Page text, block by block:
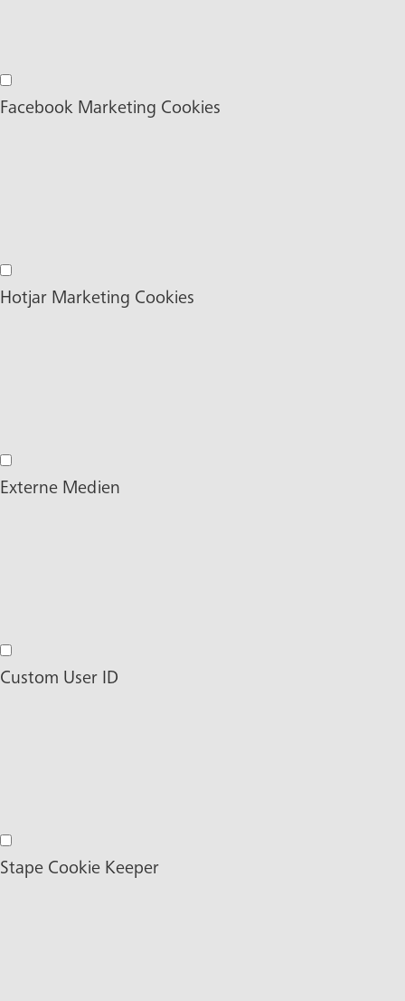
Google Maps Cookies
Facebook Marketing Cookies
Facebook Marketing Cookies
Hotjar Marketing Cookies
Hotjar Marketing Cookies
Externe Medien
Externe Medien
Custom User ID
Custom User ID
Stape Cookie Keeper